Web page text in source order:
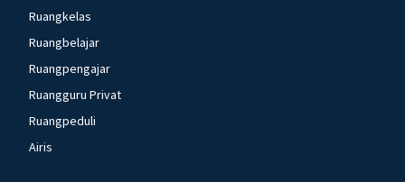
Ruangkelas
Ruangbelajar
Ruangpengajar
Ruangguru Privat
Ruangpeduli
Airis